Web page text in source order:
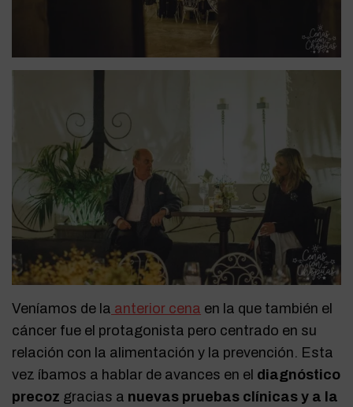
Veníamos de la anterior cena en la que también el
cáncer fue el protagonista pero centrado en su
relación con la alimentación y la prevención. Esta
vez íbamos a hablar de avances en el diagnóstico
precoz gracias a nuevas pruebas clínicas y a la